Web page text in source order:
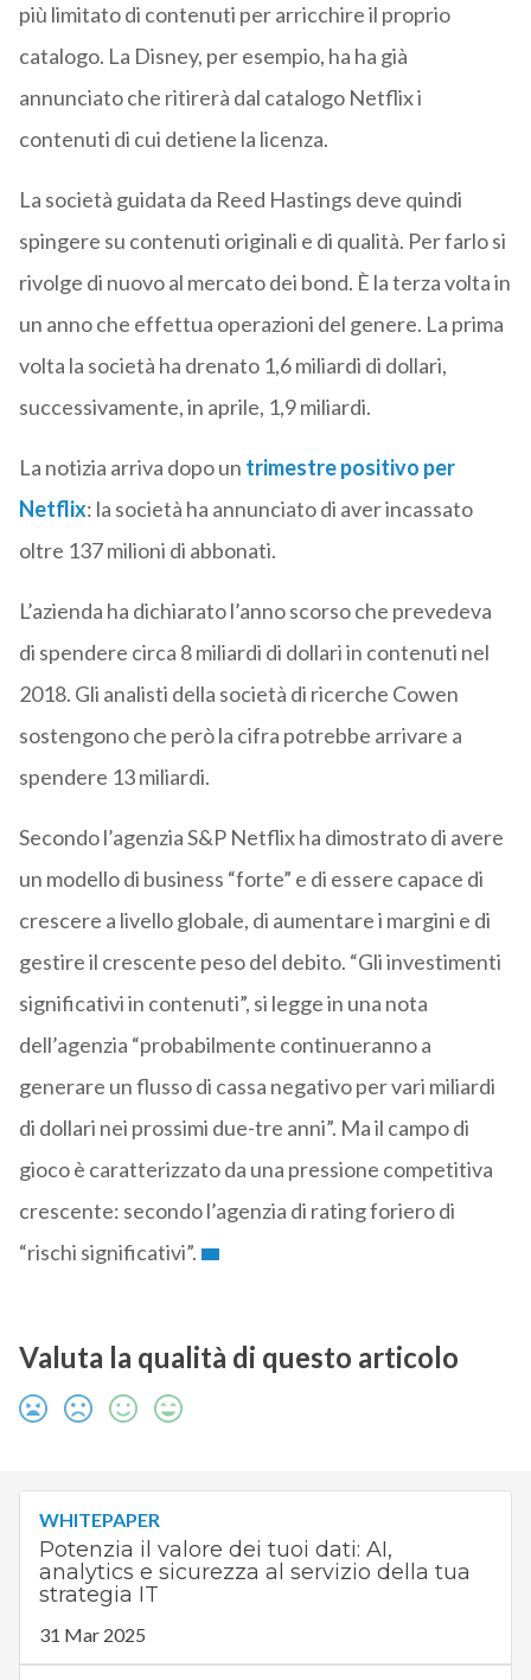
più limitato di contenuti per arricchire il proprio
catalogo. La Disney, per esempio, ha ha già
annunciato che ritirerà dal catalogo Netflix i
contenuti di cui detiene la licenza.
La società guidata da Reed Hastings deve quindi
spingere su contenuti originali e di qualità. Per farlo si
rivolge di nuovo al mercato dei bond. È la terza volta in
un anno che effettua operazioni del genere. La prima
volta la società ha drenato 1,6 miliardi di dollari,
successivamente, in aprile, 1,9 miliardi.
La notizia arriva dopo un trimestre positivo per
Netflix: la società ha annunciato di aver incassato
oltre 137 milioni di abbonati.
L’azienda ha dichiarato l’anno scorso che prevedeva
di spendere circa 8 miliardi di dollari in contenuti nel
2018. Gli analisti della società di ricerche Cowen
sostengono che però la cifra potrebbe arrivare a
spendere 13 miliardi.
Secondo l’agenzia S&P Netflix ha dimostrato di avere
un modello di business “forte” e di essere capace di
crescere a livello globale, di aumentare i margini e di
gestire il crescente peso del debito. “Gli investimenti
significativi in contenuti”, si legge in una nota
dell’agenzia “probabilmente continueranno a
generare un flusso di cassa negativo per vari miliardi
di dollari nei prossimi due-tre anni”. Ma il campo di
gioco è caratterizzato da una pressione competitiva
crescente: secondo l’agenzia di rating foriero di
“rischi significativi”.
Valuta la qualità di questo articolo
WHITEPAPER
Potenzia il valore dei tuoi dati: AI,
analytics e sicurezza al servizio della tua
strategia IT
31 Mar 2025